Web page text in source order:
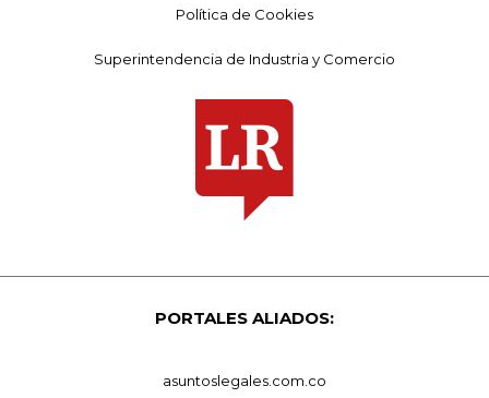
Política de Cookies
Superintendencia de Industria y Comercio
PORTALES ALIADOS:
asuntoslegales.com.co